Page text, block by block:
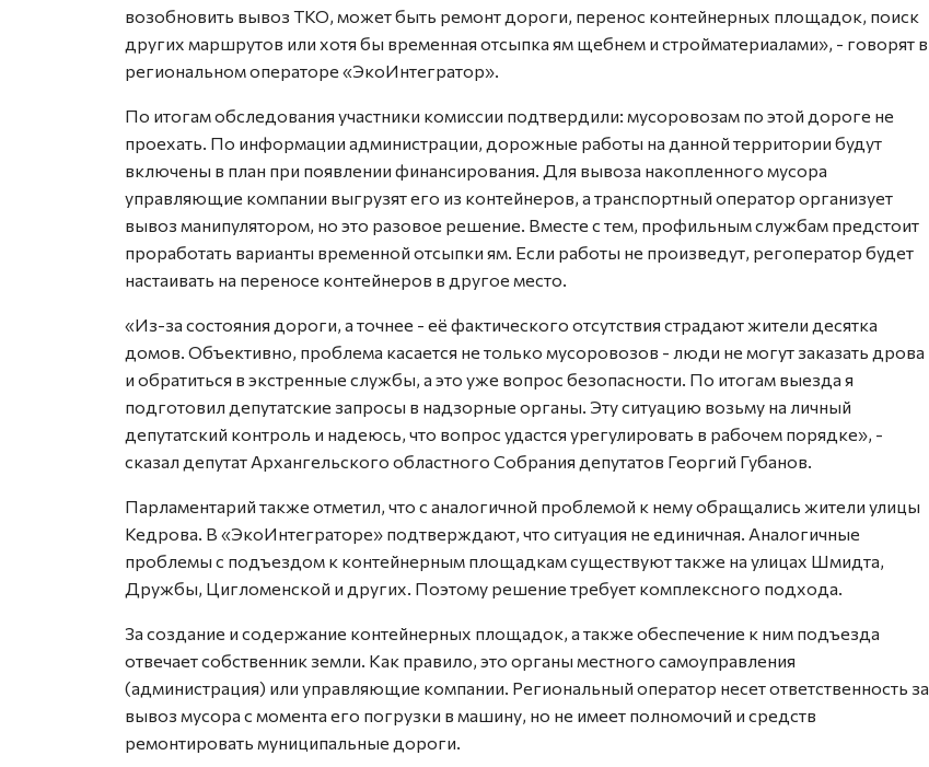
возобновить вывоз ТКО, может быть ремонт дороги, перенос контейнерных площадок, поиск
других маршрутов или хотя бы временная отсыпка ям щебнем и стройматериалами», - говорят в
региональном операторе «ЭкоИнтегратор».
По итогам обследования участники комиссии подтвердили: мусоровозам по этой дороге не
проехать. По информации администрации, дорожные работы на данной территории будут
включены в план при появлении финансирования. Для вывоза накопленного мусора
управляющие компании выгрузят его из контейнеров, а транспортный оператор организует
вывоз манипулятором, но это разовое решение. Вместе с тем, профильным службам предстоит
проработать варианты временной отсыпки ям. Если работы не произведут, регоператор будет
настаивать на переносе контейнеров в другое место.
«Из-за состояния дороги, а точнее - её фактического отсутствия страдают жители десятка
домов. Объективно, проблема касается не только мусоровозов - люди не могут заказать дрова
и обратиться в экстренные службы, а это уже вопрос безопасности. По итогам выезда я
подготовил депутатские запросы в надзорные органы. Эту ситуацию возьму на личный
депутатский контроль и надеюсь, что вопрос удастся урегулировать в рабочем порядке», -
сказал депутат Архангельского областного Собрания депутатов Георгий Губанов.
Парламентарий также отметил, что с аналогичной проблемой к нему обращались жители улицы
Кедрова. В «ЭкоИнтеграторе» подтверждают, что ситуация не единичная. Аналогичные
проблемы с подъездом к контейнерным площадкам существуют также на улицах Шмидта,
Дружбы, Цигломенской и других. Поэтому решение требует комплексного подхода.
За создание и содержание контейнерных площадок, а также обеспечение к ним подъезда
отвечает собственник земли. Как правило, это органы местного самоуправления
(администрация) или управляющие компании. Региональный оператор несет ответственность за
вывоз мусора с момента его погрузки в машину, но не имеет полномочий и средств
ремонтировать муниципальные дороги.